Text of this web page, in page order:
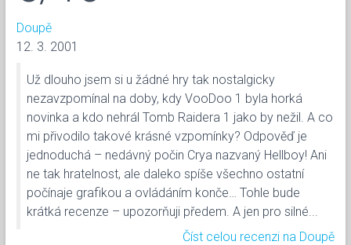
Doupě
12. 3. 2001
Už dlouho jsem si u žádné hry tak nostalgicky
nezavzpomínal na doby, kdy VooDoo 1 byla horká
novinka a kdo nehrál Tomb Raidera 1 jako by nežil. A co
mi přivodilo takové krásné vzpomínky? Odpověď je
jednoduchá – nedávný počin Crya nazvaný Hellboy! Ani
ne tak hratelnost, ale daleko spíše všechno ostatní
počínaje grafikou a ovládáním konče… Tohle bude
krátká recenze – upozorňuji předem. A jen pro silné...
Číst celou recenzi na Doupě